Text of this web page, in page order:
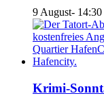
9 August- 14:30
Krimi-